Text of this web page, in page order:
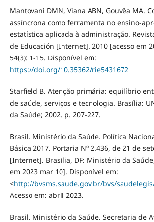
Mantovani DMN, Viana ABN, Gouvêa MA.
assíncrona como ferramenta no ensino-
estatística aplicada à administração.
de Educación [Internet]. 2010 [acesso em
54(3): 1-15. Disponível em:
https://doi.org/10.35362/rie5431672
Starfield B. Atenção primária: equilíbrio
de saúde, serviços e tecnologia. Brasília:
da Saúde; 2002. p. 207-227.
Brasil. Ministério da Saúde. Política
Básica 2017. Portaria Nº 2.436, de 21 de
[Internet]. Brasília, DF: Ministério da
em 2023 mar 10]. Disponível em:
<http://bvsms.saude.gov.br/bvs/
Acesso em: abril 2023.
Brasil. Ministério da Saúde. Secretaria de